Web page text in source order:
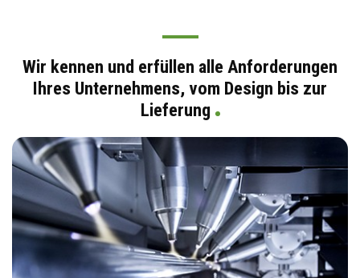
Wir kennen und erfüllen alle Anforderungen
Ihres Unternehmens, vom Design bis zur
Lieferung